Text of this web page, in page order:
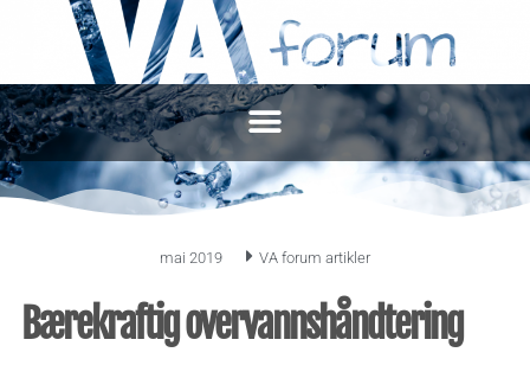
mai 2019 VA forum artikler
Bærekraftig overvannshåndtering